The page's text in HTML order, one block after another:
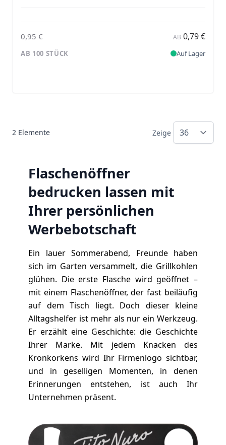
0,95 € AB 0,79 €
AB 100 STÜCK Auf Lager
2 Elemente Zeige
Flaschenöffner
bedrucken lassen mit
Ihrer persönlichen
Werbebotschaft
Ein lauer Sommerabend, Freunde haben
sich im Garten versammelt, die Grillkohlen
glühen. Die erste Flasche wird geöffnet –
mit einem Flaschenöffner, der fast beiläufig
auf dem Tisch liegt. Doch dieser kleine
Alltagshelfer ist mehr als nur ein Werkzeug.
Er erzählt eine Geschichte: die Geschichte
Ihrer Marke. Mit jedem Knacken des
Kronkorkens wird Ihr Firmenlogo sichtbar,
und in geselligen Momenten, in denen
Erinnerungen entstehen, ist auch Ihr
Unternehmen präsent.